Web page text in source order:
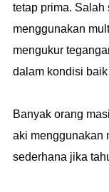
tetap prima. Salah
menggunakan
mengukur
dalam kondisi
Banyak orang
aki menggunakan
sederhana jika